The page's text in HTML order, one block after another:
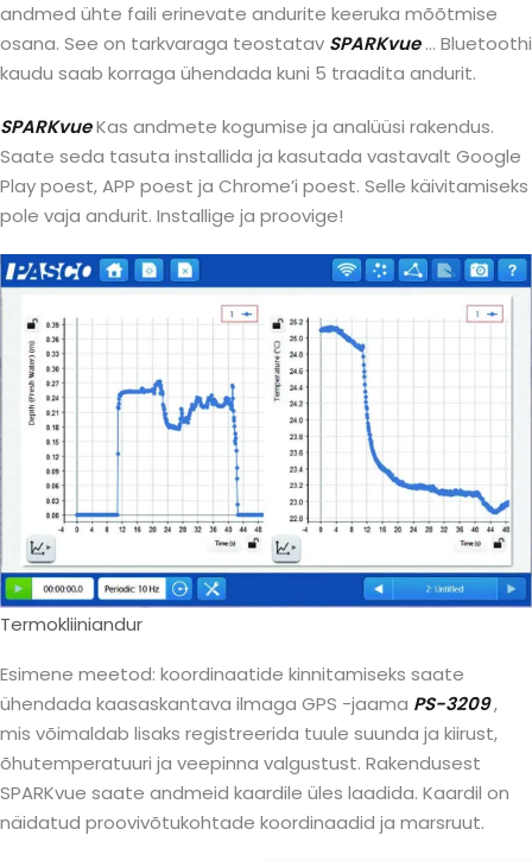
andmed ühte faili erinevate andurite keeruka mõõtmise
osana. See on tarkvaraga teostatav SPARKvue… Bluetoothi
kaudu saab korraga ühendada kuni 5 traadita andurit.
SPARKvueKas andmete kogumise ja analüüsi rakendus.
Saate seda tasuta installida ja kasutada vastavalt Google
Play poest, APP poest ja Chrome’i poest. Selle käivitamiseks
pole vaja andurit. Installige ja proovige!
Termokliiniandur
Esimene meetod: koordinaatide kinnitamiseks saate
ühendada kaasaskantava ilmaga GPS -jaama PS-3209,
mis võimaldab lisaks registreerida tuule suunda ja kiirust,
õhutemperatuuri ja veepinna valgustust. Rakendusest
SPARKvue saate andmeid kaardile üles laadida. Kaardil on
näidatud proovivõtukohtade koordinaadid ja marsruut.